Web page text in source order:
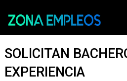
SOLICITAN
EXPERIENCIA